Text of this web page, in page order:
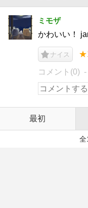
ミモザ
かわいい！
ナイス
コメント(0)
最初
全